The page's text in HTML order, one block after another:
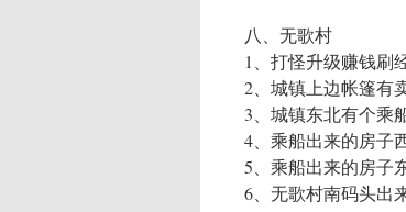
八、无歌村
1、打怪升级赚钱刷
2、城镇上边帐篷有
3、城镇东北有个乘
4、乘船出来的房子
5、乘船出来的房子
6、无歌村南码头出